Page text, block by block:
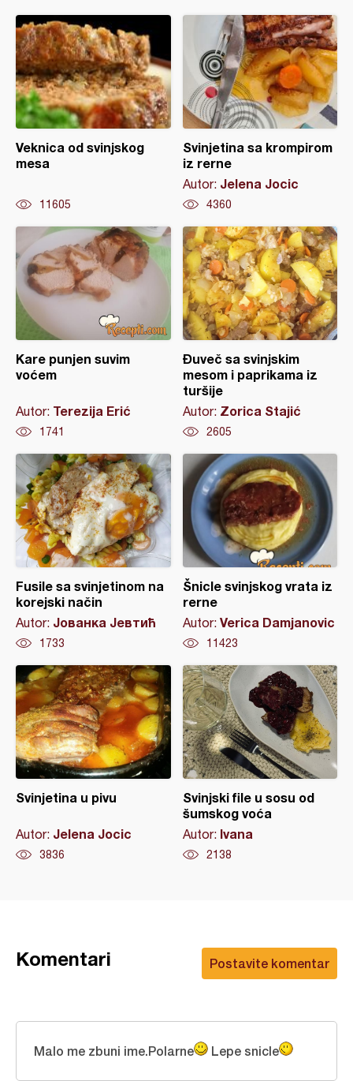
Veknica od svinjskog
mesa
11605
Svinjetina sa krompirom
iz rerne
Autor: Jelena Jocic
4360
Kare punjen suvim
voćem
Autor: Terezija Erić
1741
Đuveč sa svinjskim
mesom i paprikama iz
turšije
Autor: Zorica Stajić
2605
Fusile sa svinjetinom na
korejski način
Autor: Јованка Јевтић
1733
Šnicle svinjskog vrata iz
rerne
Autor: Verica Damjanovic
11423
Svinjetina u pivu
Autor: Jelena Jocic
3836
Svinjski file u sosu od
šumskog voća
Autor: Ivana
2138
Postavite komentar
Komentari
Malo me zbuni ime.Polarne Lepe snicle